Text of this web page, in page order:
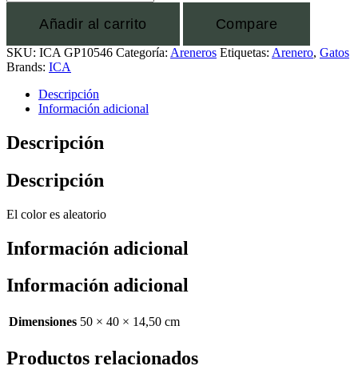
Añadir al carrito Compare
SKU: ICA GP10546 Categoría: Areneros Etiquetas: Arenero, Gatos
Brands: ICA
Descripción
Información adicional
Descripción
Descripción
El color es aleatorio
Información adicional
Información adicional
Dimensiones 50 × 40 × 14,50 cm
Productos relacionados